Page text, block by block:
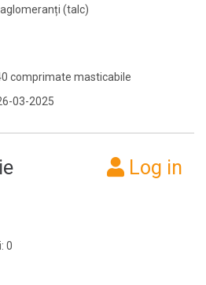
(talc)
comprimate masticabile
03-2025
Log in
0